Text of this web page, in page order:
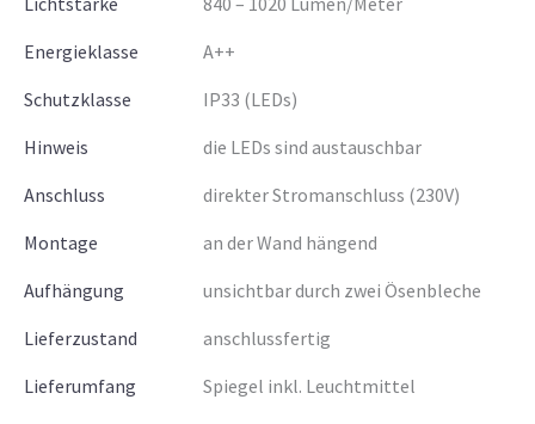
Energieklasse
A++
Schutzklasse
IP33 (LEDs)
Hinweis
die LEDs sind austauschbar
Anschluss
direkter Stromanschluss (230V)
Montage
an der Wand hängend
Aufhängung
unsichtbar durch zwei Ösenbleche
Lieferzustand
anschlussfertig
Lieferumfang
Spiegel inkl. Leuchtmittel